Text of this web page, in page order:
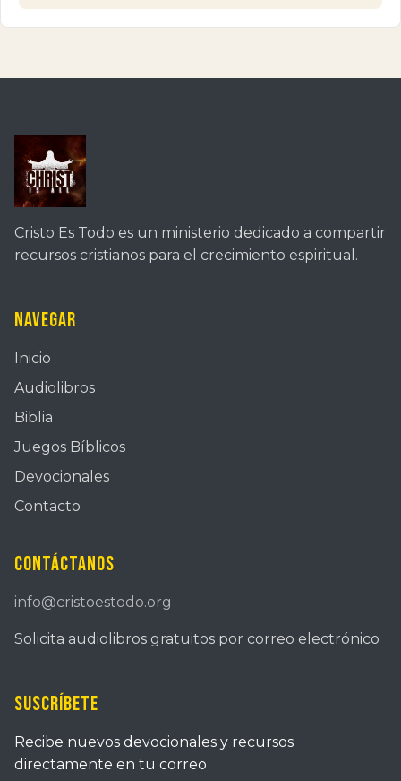
Cristo Es Todo es un ministerio dedicado a compartir
recursos cristianos para el crecimiento espiritual.
Navegar
Inicio
Audiolibros
Biblia
Juegos Bíblicos
Devocionales
Contacto
Contáctanos
info@cristoestodo.org
Solicita audiolibros gratuitos por correo electrónico
Suscríbete
Recibe nuevos devocionales y recursos
directamente en tu correo